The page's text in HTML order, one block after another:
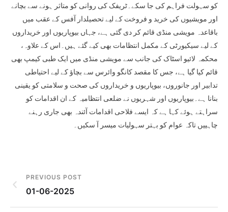
کو سہولت فراہم کی جا سکے۔ٹریفک کی روانی کو متاثر ہونے سے بچانے
اور مویشیوں کی خرید و فروخت کے لیے تحصیلدار آفس کے عقب میں
باقاعدہ مویشی منڈی قائم کر دی گئی ہے، جہاں بیوپاریوں اور خریداروں
کے لیے سیکیورٹی کے مکمل انتظامات بھی کیے گئے ہیں۔اس کے علاوہ،
محکمہ لائیو اسٹاک کی جانب سے مویشی منڈی میں ایک طبی کیمپ بھی
قائم کیا گیا ہے، جس کا مقصد کانگو وائرس سے بچاؤ کے لیے احتیاطی
تدابیر اور جانوروں، بیوپاریوں و خریداروں کی صحت و سلامتی کو یقینی
بنانا ہے۔بیوپاریوں اور شہریوں نے ضلعی انتظامیہ کے ان اقدامات کو
سراہتے ہوئے کہا ہے کہ ایسے فلاحی اقدامات آئندہ بھی جاری رہنے
چاہییں تاکہ عوام کو بہتر سہولیات میسر آ سکیں۔
PREVIOUS POST
01-06-2025